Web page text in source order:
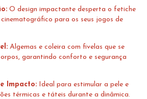
O design impactante desperta o fetiche
para os seus jogos de
Algemas e coleira com fivelas que se
garantindo conforto e segurança
Impacto: Ideal para estimular a pele e
térmicas e táteis durante a dinâmica.